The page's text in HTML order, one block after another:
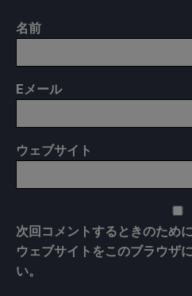
名前
E メール
ウェブサイト
次回コメントするときのため
ウェブサイトをこのブラウザ
い。